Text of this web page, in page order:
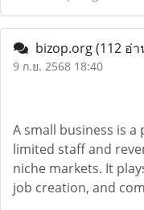
bizop.org(112 อ่า
9 ก.ย. 2568 18:40
A small business is
limited staff and
niche markets. It
job creation, and